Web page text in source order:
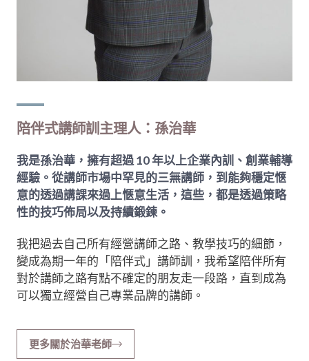
陪伴式講師訓主理人：孫治華
我是孫治華，擁有超過 10 年以上企業內訓、創業輔導
經驗。從講師市場中罕見的三無講師，到能夠穩定愜
意的透過講課來過上愜意生活，這些，都是透過策略
性的技巧佈局以及持續鍛鍊。
我把過去自己所有經營講師之路、教學技巧的細節，
變成為期一年的「陪伴式」講師訓，我希望陪伴所有
對於講師之路有點不確定的朋友走一段路，直到成為
可以獨立經營自己專業品牌的講師。
更多關於治華老師